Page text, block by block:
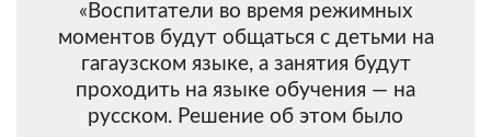
«Воспитатели во время режимных
моментов будут общаться с детьми на
гагаузском языке, а занятия будут
проходить на языке обучения — на
русском. Решение об этом было